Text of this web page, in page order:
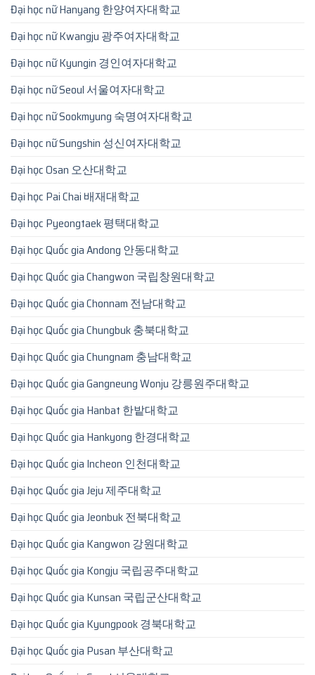
Đại học nữ Hanyang 한양여자대학교
Đại học nữ Kwangju 광주여자대학교
Đại học nữ Kyungin 경인여자대학교
Đại học nữ Seoul 서울여자대학교
Đại học nữ Sookmyung 숙명여자대학교
Đại học nữ Sungshin 성신여자대학교
Đại học Osan 오산대학교
Đại học Pai Chai 배재대학교
Đại học Pyeongtaek 평택대학교
Đại học Quốc gia Andong 안동대학교
Đại học Quốc gia Changwon 국립창원대학교
Đại học Quốc gia Chonnam 전남대학교
Đại học Quốc gia Chungbuk 충북대학교
Đại học Quốc gia Chungnam 충남대학교
Đại học Quốc gia Gangneung Wonju 강릉원주대학교
Đại học Quốc gia Hanbat 한밭대학교
Đại học Quốc gia Hankyong 한경대학교
Đại học Quốc gia Incheon 인천대학교
Đại học Quốc gia Jeju 제주대학교
Đại học Quốc gia Jeonbuk 전북대학교
Đại học Quốc gia Kangwon 강원대학교
Đại học Quốc gia Kongju 국립공주대학교
Đại học Quốc gia Kunsan 국립군산대학교
Đại học Quốc gia Kyungpook 경북대학교
Đại học Quốc gia Pusan 부산대학교